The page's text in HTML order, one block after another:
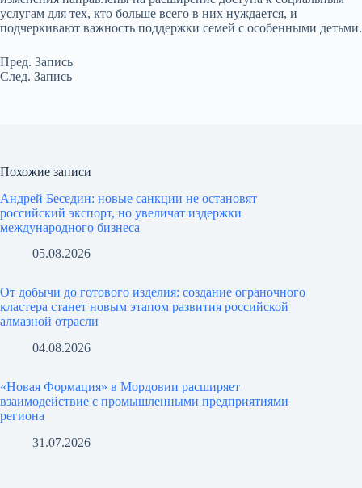
услугам для тех, кто больше всего в них нуждается, и
подчеркивают важность поддержки семей с особенными детьми.
Пред. Запись
След. Запись
Похожие записи
Андрей Беседин: новые санкции не остановят
российский экспорт, но увеличат издержки
международного бизнеса
05.08.2026
От добычи до готового изделия: создание ограночного
кластера станет новым этапом развития российской
алмазной отрасли
04.08.2026
«Новая Формация» в Мордовии расширяет
взаимодействие с промышленными предприятиями
региона
31.07.2026